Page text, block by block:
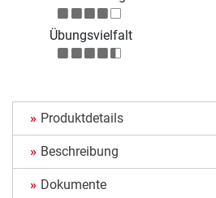
Übungsvielfalt
Produktdetails
Beschreibung
Dokumente